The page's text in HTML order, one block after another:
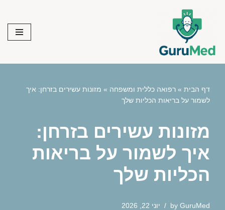
content
דף הבית » רפואה כללית ומשפחה » מזונות עשירים בזרחן: איך
לשמור על בריאות הכליות שלך
מזונות עשירים בזרחן:
איך לשמור על בריאות
הכליות שלך
by GuruMed יוני 22, 2026